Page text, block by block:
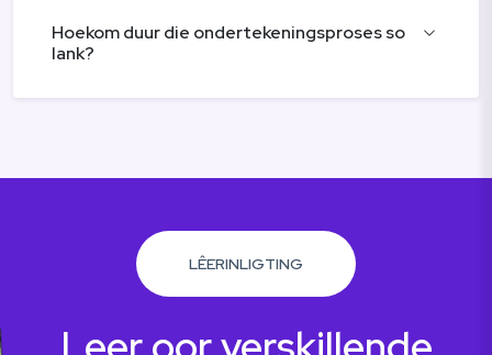
Hoekom duur die ondertekeningsproses so
lank?
LÊERINLIGTING